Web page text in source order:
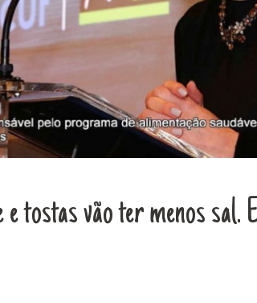
tostas vão ter menos sal.